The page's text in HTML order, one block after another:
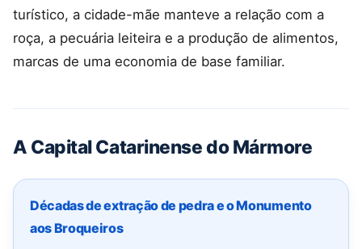
turístico, a cidade-mãe manteve a relação com a
roça, a pecuária leiteira e a produção de alimentos,
marcas de uma economia de base familiar.
A Capital Catarinense do Mármore
Décadas de extração de pedra e o Monumento
aos Broqueiros